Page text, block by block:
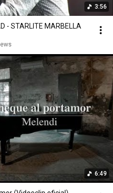
3:56
- STARLITE MARBELLA
6:49